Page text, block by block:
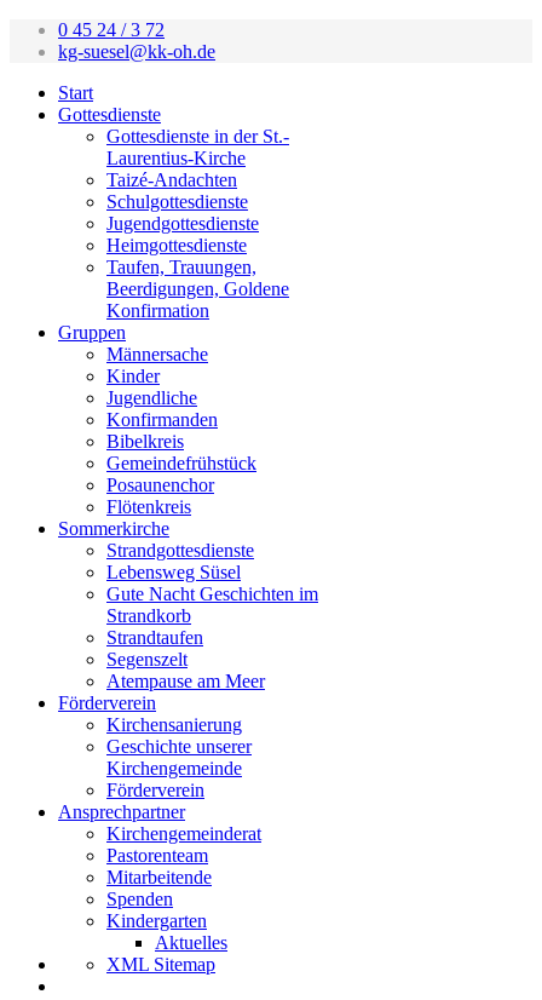
0 45 24 / 3 72
kg-suesel@kk-oh.de
Start
Gottesdienste
Gottesdienste in der St.-
Laurentius-Kirche
Taizé-Andachten
Schulgottesdienste
Jugendgottesdienste
Heimgottesdienste
Taufen, Trauungen,
Beerdigungen, Goldene
Konfirmation
Gruppen
Männersache
Kinder
Jugendliche
Konfirmanden
Bibelkreis
Gemeindefrühstück
Posaunenchor
Flötenkreis
Sommerkirche
Strandgottesdienste
Lebensweg Süsel
Gute Nacht Geschichten im
Strandkorb
Strandtaufen
Segenszelt
Atempause am Meer
Förderverein
Kirchensanierung
Geschichte unserer
Kirchengemeinde
Förderverein
Ansprechpartner
Kirchengemeinderat
Pastorenteam
Mitarbeitende
Spenden
Kindergarten
Aktuelles
XML Sitemap